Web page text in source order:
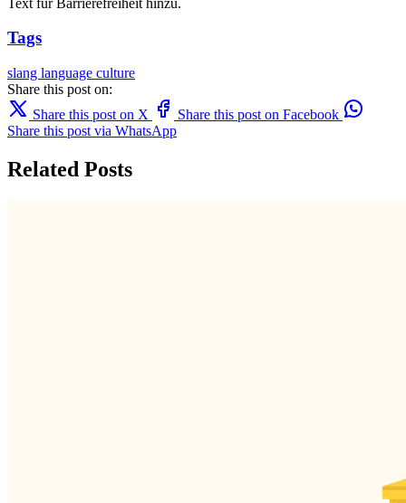
Tags
slang language culture
Share this post on:
Share this post on X
Share this post on Facebook
Share this post via WhatsApp
Related Posts